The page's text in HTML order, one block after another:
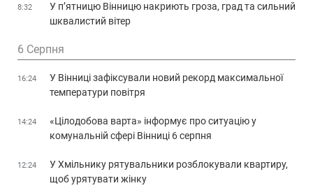
8:32
У п’ятницю Вінницю накриють гроза, град та сильний
шквалистий вітер
6 Серпня
16:24
У Вінниці зафіксували новий рекорд максимальної
температури повітря
14:24
«Цілодобова варта» інформує про ситуацію у
комунальній сфері Вінниці 6 серпня
12:24
У Хмільнику рятувальники розблокували квартиру,
щоб урятувати жінку